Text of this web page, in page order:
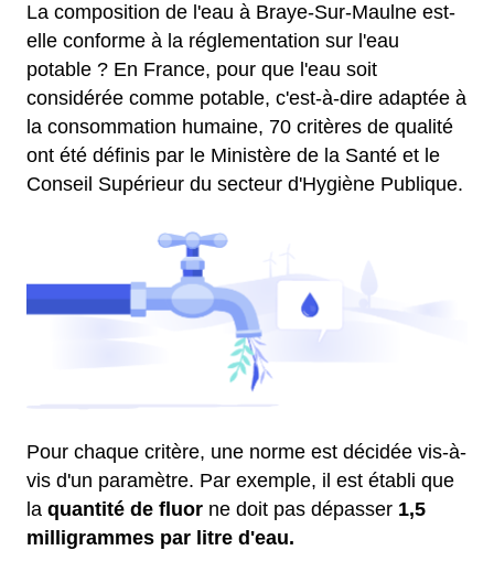
La composition de l'eau à Braye-Sur-Maulne est-
elle conforme à la réglementation sur l'eau
potable ? En France, pour que l'eau soit
considérée comme potable, c'est-à-dire adaptée à
la consommation humaine, 70 critères de qualité
ont été définis par le Ministère de la Santé et le
Conseil Supérieur du secteur d'Hygiène Publique.
Pour chaque critère, une norme est décidée vis-à-
vis d'un paramètre. Par exemple, il est établi que
la quantité de fluor ne doit pas dépasser 1,5
milligrammes par litre d'eau.